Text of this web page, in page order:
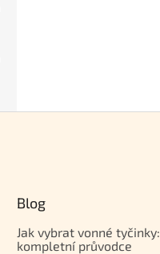
Blog
Jak vybrat vonné tyčinky:
kompletní průvodce